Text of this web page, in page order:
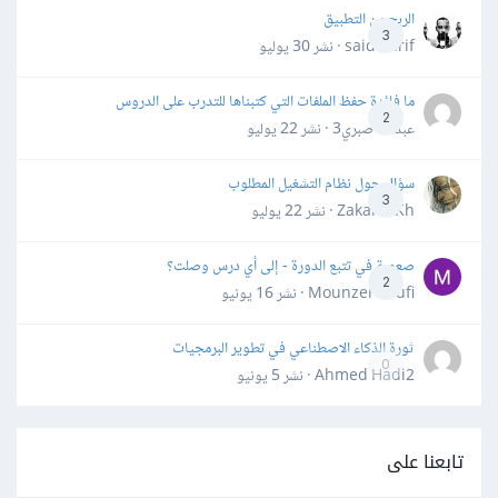
3
الربح من التطبيق
said darif · نشر
30 يوليو
2
ما فائدة حفظ الملفات التي كتبناها للتدرب على الدروس
عبدالله صبري3 · نشر
22 يوليو
3
سؤال حول نظام التشغيل المطلوب
Zakaria Kh · نشر
22 يوليو
2
صعوبة في تتبع الدورة - إلى أي درس وصلت؟
Mounzer Soufi · نشر
16 يونيو
0
ثورة الذكاء الاصطناعي في تطوير البرمجيات
Ahmed Hadi2 · نشر
5 يونيو
تابعنا على